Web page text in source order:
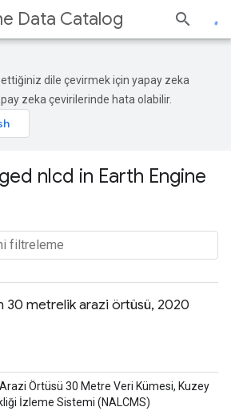
Data Catalog
dile çevirmek için yapay zeka
zeka çevirilerinde hata olabilir.
nlcd in Earth Engine
30 metrelik arazi örtüsü, 2020
Örtüsü 30 Metre Veri Kümesi, Kuzey
İzleme Sistemi (NALCMS)